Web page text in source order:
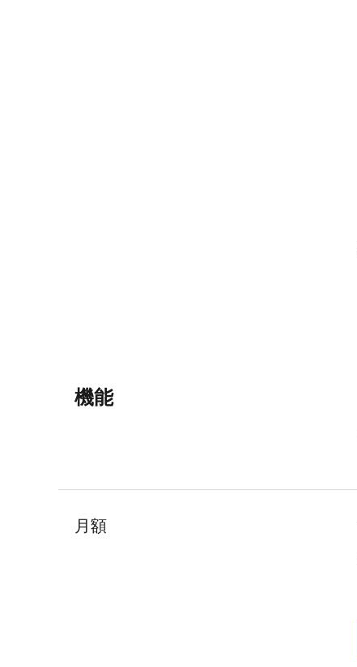
機能
月額